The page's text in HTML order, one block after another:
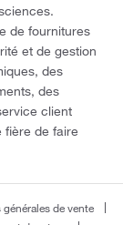
de fournitures
et de gestion
des
des
client
fière de faire
de vente